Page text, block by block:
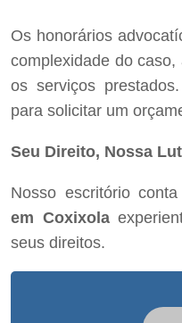
Os honorários
complexidade do
os serviços
para solicitar um
Seu Direito, Nossa
Nosso escritório
em Coxixola
seus direitos.